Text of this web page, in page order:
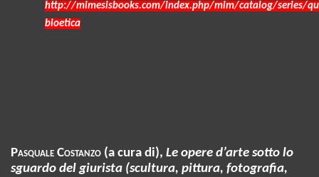
http://mimesisbooks.com/index.php/mim/catalog/series/
bioetica
Pasquale Costanzo (a cura di), Le opere d’arte sotto lo
sguardo del giurista (scultura, pittura, fotografia,